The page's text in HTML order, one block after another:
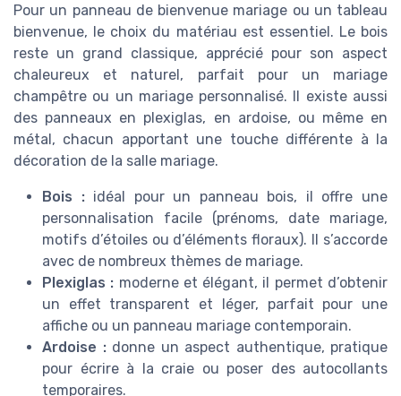
Pour un panneau de bienvenue mariage ou un tableau
bienvenue, le choix du matériau est essentiel. Le bois
reste un grand classique, apprécié pour son aspect
chaleureux et naturel, parfait pour un mariage
champêtre ou un mariage personnalisé. Il existe aussi
des panneaux en plexiglas, en ardoise, ou même en
métal, chacun apportant une touche différente à la
décoration de la salle mariage.
Bois :idéal pour un panneau bois, il offre une
personnalisation facile (prénoms, date mariage,
motifs d’étoiles ou d’éléments floraux). Il s’accorde
avec de nombreux thèmes de mariage.
Plexiglas : moderne et élégant, il permet d’obtenir
un effet transparent et léger, parfait pour une
affiche ou un panneau mariage contemporain.
Ardoise :donne un aspect authentique, pratique
pour écrire à la craie ou poser des autocollants
temporaires.